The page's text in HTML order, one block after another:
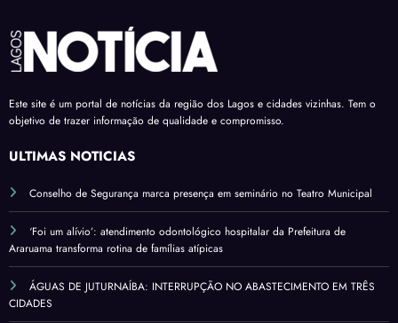
Este site é um portal de notícias da região dos Lagos e cidades vizinhas. Tem o
objetivo de trazer informação de qualidade e compromisso.
ÚLTIMAS NOTÍCIAS
Conselho de Segurança marca presença em seminário no Teatro Municipal
‘Foi um alívio’: atendimento odontológico hospitalar da Prefeitura de
Araruama transforma rotina de famílias atípicas
ÁGUAS DE JUTURNAÍBA: INTERRUPÇÃO NO ABASTECIMENTO EM TRÊS
CIDADES